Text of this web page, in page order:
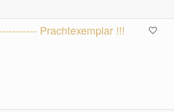
Prachtexemplar !!!